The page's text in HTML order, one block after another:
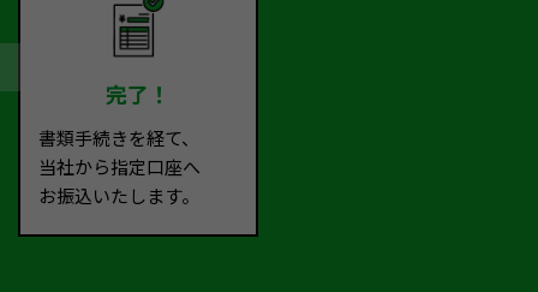
完了！
書類手続きを経て、
当社から指定口座へ
お振込いたします。